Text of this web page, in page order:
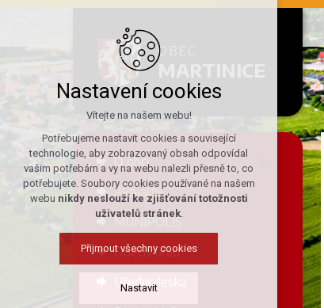
OBEC
O obci
Aktuality
MUNIPOLIS
Obecní úřad
Úřední deska
Nastavení cookies
Vítejte na našem webu!
Potřebujeme nastavit cookies a související
technologie, aby zobrazovaný obsah odpovídal
vašim potřebám a vy na webu nalezli přesně to, co
potřebujete. Soubory cookies používané na našem
webu nikdy neslouží ke zjišťování totožnosti
uživatelů stránek.
Přijmout všechny cookies
Nastavit